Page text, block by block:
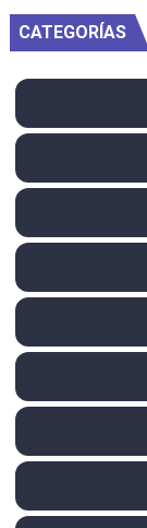
CATEGORÍAS